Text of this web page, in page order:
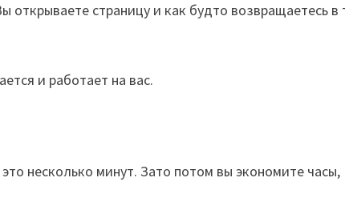
открываете страницу и как будто возвращаетесь в
и работает на вас.
несколько минут. Зато потом вы экономите часы,